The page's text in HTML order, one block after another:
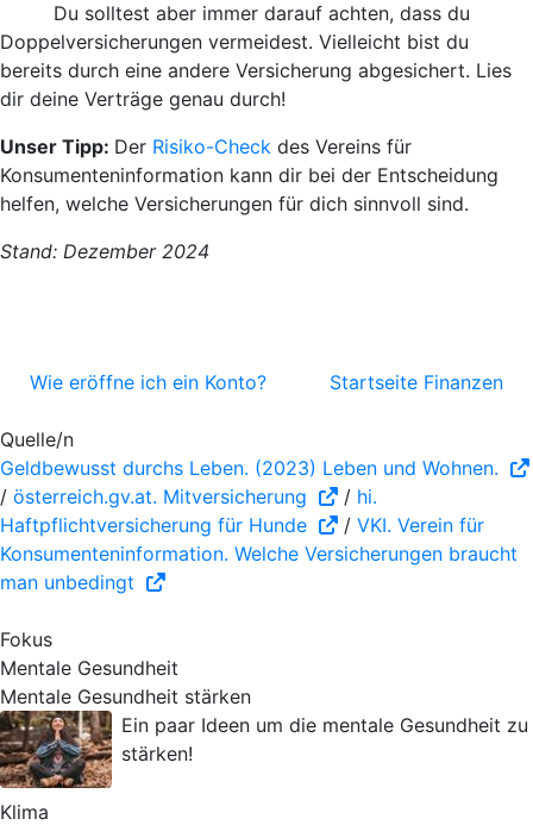
Du solltest aber immer darauf achten, dass du
Doppelversicherungen vermeidest. Vielleicht bist du
bereits durch eine andere Versicherung abgesichert. Lies
dir deine Verträge genau durch!
Unser Tipp: Der Risiko-Check des Vereins für
Konsumenteninformation kann dir bei der Entscheidung
helfen, welche Versicherungen für dich sinnvoll sind.
Stand: Dezember 2024
Wie eröffne ich ein Konto? Startseite Finanzen
Quelle/n
Geldbewusst durchs Leben. (2023) Leben und Wohnen.
/ österreich.gv.at. Mitversicherung / hi.
Haftpflichtversicherung für Hunde
/ VKI. Verein für
Konsumenteninformation. Welche Versicherungen braucht
man unbedingt
Fokus
Mentale Gesundheit
Mentale Gesundheit stärken
Ein paar Ideen um die mentale Gesundheit zu
stärken!
Klima